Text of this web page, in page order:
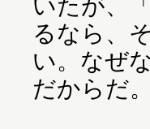
るなら、
い。なぜ
だからだ。